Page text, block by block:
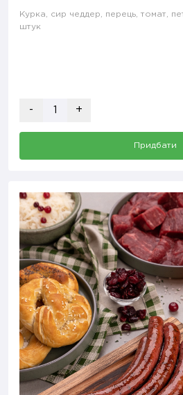
Курка, сир чеддер, перець, томат,
штук
- +
Придбати